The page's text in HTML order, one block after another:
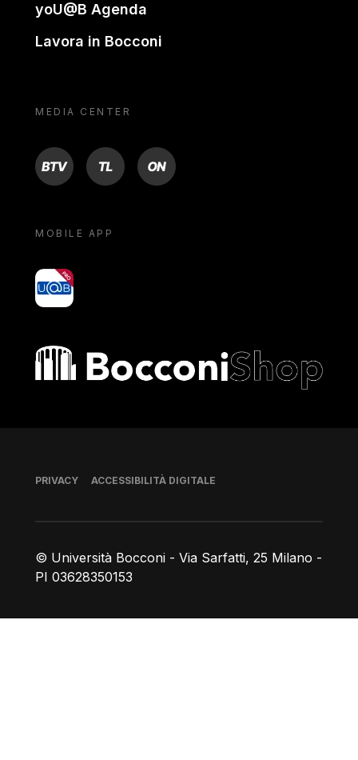
yoU@B Agenda
Lavora in Bocconi
MEDIA CENTER
BTV TL ON
MOBILE APP
yoU@B
Bocconi shop
© Università Bocconi - Via Sarfatti, 25 Milano -
PI 03628350153
Piè di pagina
PRIVACY ACCESSIBILITÀ DIGITALE